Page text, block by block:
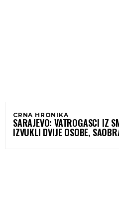
CRNA HRONIKA
SARAJEVO: VATROGASCI IZ
IZVUKLI DVIJE OSOBE,